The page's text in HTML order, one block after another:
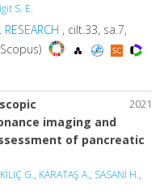
S. E.
, cilt.33, sa.7,
2021
imaging and
of pancreatic
KILIÇ G., KARATAŞ A., SASANİ H.,